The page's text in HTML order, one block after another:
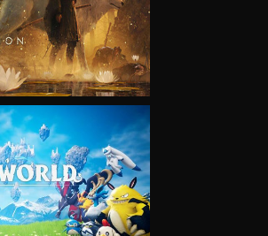
VIEW
VIEW